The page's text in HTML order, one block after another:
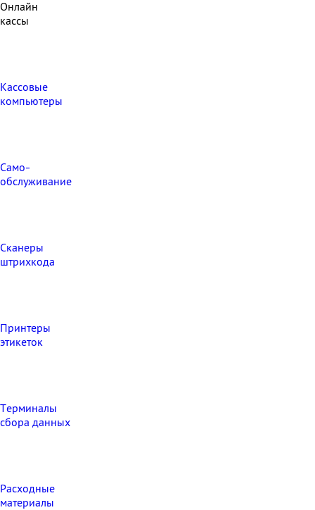
Онлайн
кассы
Кассовые
компьютеры
Само-
обслуживание
Сканеры
штрихкода
Принтеры
этикеток
Терминалы
сбора данных
Расходные
материалы